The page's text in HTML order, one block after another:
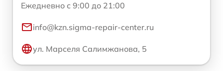
Ежедневно с 9:00 до 21:00
info@kzn.sigma-repair-center.ru
ул. Марселя Салимжанова, 5